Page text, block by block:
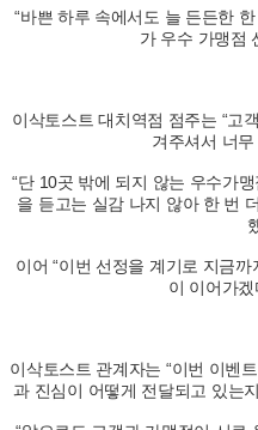
“바쁜 하루 속에서도 늘 든든한
가 우수 가맹점
이삭토스트 대치역점 점주는 “고
겨주셔서 너무
“단 10곳 밖에 되지 않는 우수가
을 듣고는 실감 나지 않아 한 번
이어 “이번 선정을 계기로 지금
이 이어가겠
이삭토스트 관계자는 “이번 이벤
과 진심이 어떻게 전달되고 있는